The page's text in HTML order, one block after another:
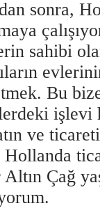
sonra,
sahibi
Bu
işlevi
ve
Çağ